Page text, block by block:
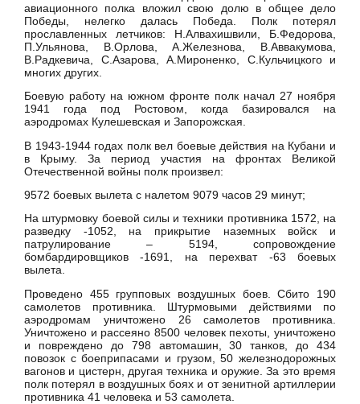
авиационного полка вложил свою долю в общее дело
Победы, нелегко далась Победа. Полк потерял
прославленных летчиков: Н.Алвахишвили, Б.Федорова,
П.Ульянова, В.Орлова, А.Железнова, В.Аввакумова,
В.Радкевича, С.Азарова, А.Мироненко, С.Кульчицкого и
многих других.
Боевую работу на южном фронте полк начал 27 ноября
1941 года под Ростовом, когда базировался на
аэродромах Кулешевская и Запорожская.
В 1943-1944 годах полк вел боевые действия на Кубани и
в Крыму. За период участия на фронтах Великой
Отечественной войны полк произвел:
9572 боевых вылета с налетом 9079 часов 29 минут;
На штурмовку боевой силы и техники противника 1572, на
разведку -1052, на прикрытие наземных войск и
патрулирование – 5194, сопровождение
бомбардировщиков -1691, на перехват -63 боевых
вылета.
Проведено 455 групповых воздушных боев. Сбито 190
самолетов противника. Штурмовыми действиями по
аэродромам уничтожено 26 самолетов противника.
Уничтожено и рассеяно 8500 человек пехоты, уничтожено
и повреждено до 798 автомашин, 30 танков, до 434
повозок с боеприпасами и грузом, 50 железнодорожных
вагонов и цистерн, другая техника и оружие. За это время
полк потерял в воздушных боях и от зенитной артиллерии
противника 41 человека и 53 самолета.